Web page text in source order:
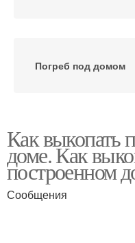
Погреб под домом
Пластиковые погреба
Как выкопать
доме. Как
построенном
Сообщения